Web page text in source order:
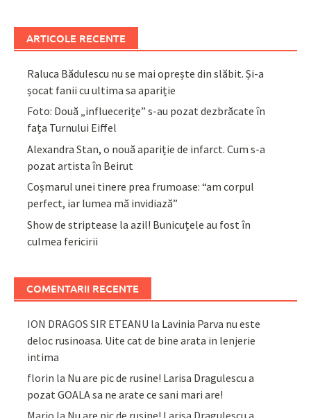
ARTICOLE RECENTE
Raluca Bădulescu nu se mai oprește din slăbit. Și-a
șocat fanii cu ultima sa apariție
Foto: Două „influecerițe” s-au pozat dezbrăcate în
fața Turnului Eiffel
Alexandra Stan, o nouă apariție de infarct. Cum s-a
pozat artista în Beirut
Coșmarul unei tinere prea frumoase: “am corpul
perfect, iar lumea mă invidiază”
Show de striptease la azil! Bunicuțele au fost în
culmea fericirii
COMENTARII RECENTE
ION DRAGOS SIR ETEANU la Lavinia Parva nu este
deloc rusinoasa. Uite cat de bine arata in lenjerie
intima
florin la Nu are pic de rusine! Larisa Dragulescu a
pozat GOALA sa ne arate ce sani mari are!